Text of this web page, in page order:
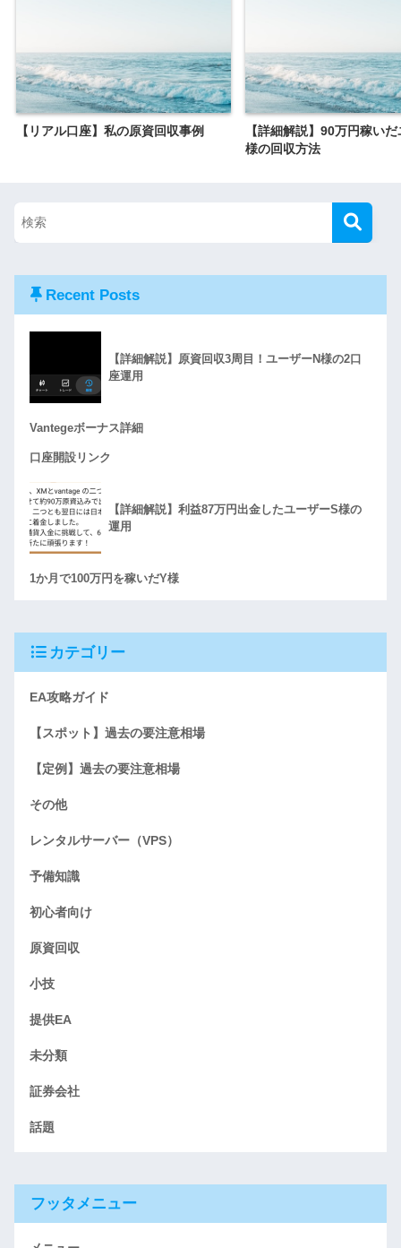
【リアル口座】私の原資回収事例
【詳細解説】90万円稼い
様の回収方法
Recent Posts
【詳細解説】原資回収3周目！ユーザーN様の2口
座運用
Vantegeボーナス詳細
口座開設リンク
【詳細解説】利益87万円出金したユーザーS様の
運用
1か月で100万円を稼いだY様
カテゴリー
EA攻略ガイド
【スポット】過去の要注意相場
【定例】過去の要注意相場
その他
レンタルサーバー（VPS）
予備知識
初心者向け
原資回収
小技
提供EA
未分類
証券会社
話題
フッタメニュー